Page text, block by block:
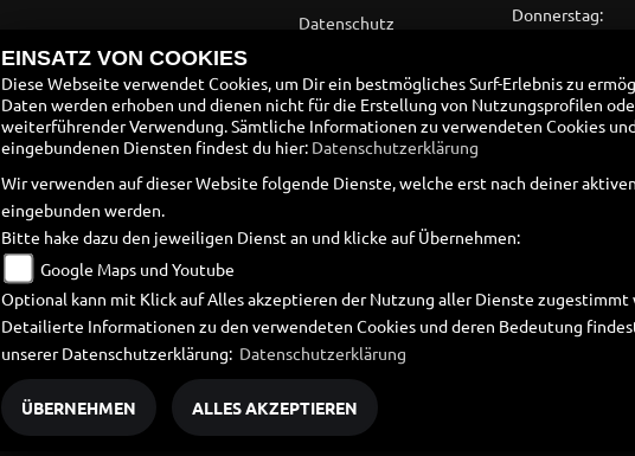
Datenschutz
Barrierefreiheit
Batteriegesetz
Altölverordnung
Donnerstag:
Sonntag:
EINSATZ VON COOKIES
Diese Webseite verwendet Cookies, um Dir ein bestmögliches Surf-Erlebnis zu
Daten werden erhoben und dienen nicht für die Erstellung von Nutzungsprofilen
weiterführender Verwendung. Sämtliche Informationen zu verwendeten Cookies
eingebundenen Diensten findest du hier: Datenschutzerklärung
Wir verwenden auf dieser Website folgende Dienste, welche erst nach deiner
eingebunden werden.
Bitte hake dazu den jeweiligen Dienst an und klicke auf Übernehmen:
Google Maps und Youtube
Optional kann mit Klick auf Alles akzeptieren der Nutzung aller Dienste zugestimmt
Detailierte Informationen zu den verwendeten Cookies und deren Bedeutung
unserer Datenschutzerklärung: Datenschutzerklärung
ÜBERNEHMEN ALLES AKZEPTIEREN